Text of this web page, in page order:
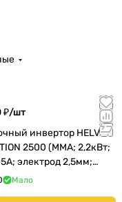
₽/шт
инвертор HELVI
2500 (MMA; 2,2кВт;
электрод 2,5мм;
Мало